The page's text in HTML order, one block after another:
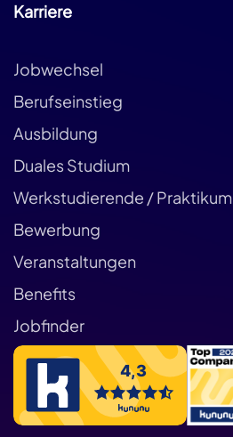
Karriere
Jobwechsel
Berufseinstieg
Ausbildung
Duales Studium
Werkstudierende / Praktikum
Bewerbung
Veranstaltungen
Benefits
Jobfinder